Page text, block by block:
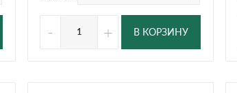
- + В КОРЗИНУ